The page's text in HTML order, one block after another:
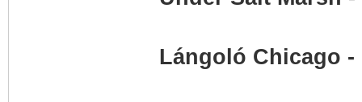
Lángoló Chicago -